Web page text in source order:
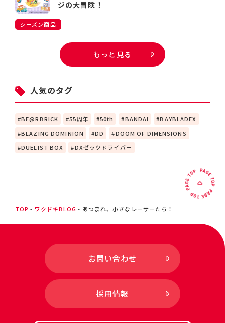
ジの大冒険！
シーズン商品
もっと見る
人気のタグ
BE@RBRICK 55周年 50th BANDAI
BAYBLADEX
BLAZING DOMINION
DD
DOOM OF DIMENSIONS
DUELIST BOX
DXゼッツドライバー
TOP ワクドキBLOG あつまれ、小さなレーサーたち！
お問い合わせ
採用情報